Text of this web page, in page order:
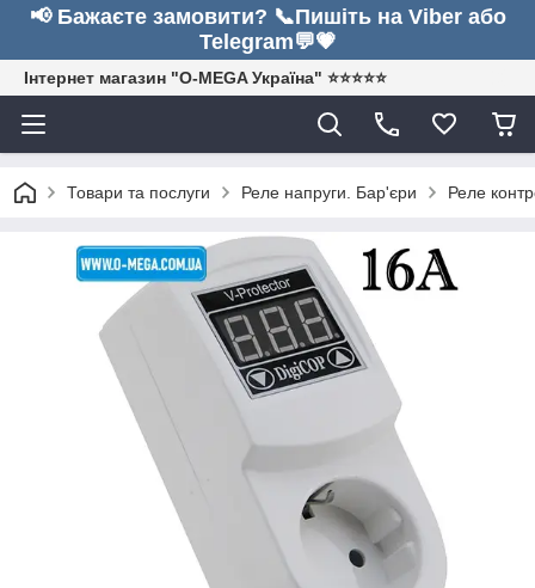
📢 Бажаєте замовити? 📞Пишіть на Viber або
Telegram💬💗
Інтернет магазин "O-MEGA Україна" ⭐⭐⭐⭐⭐
Товари та послуги Реле напруги. Бар'єри Реле